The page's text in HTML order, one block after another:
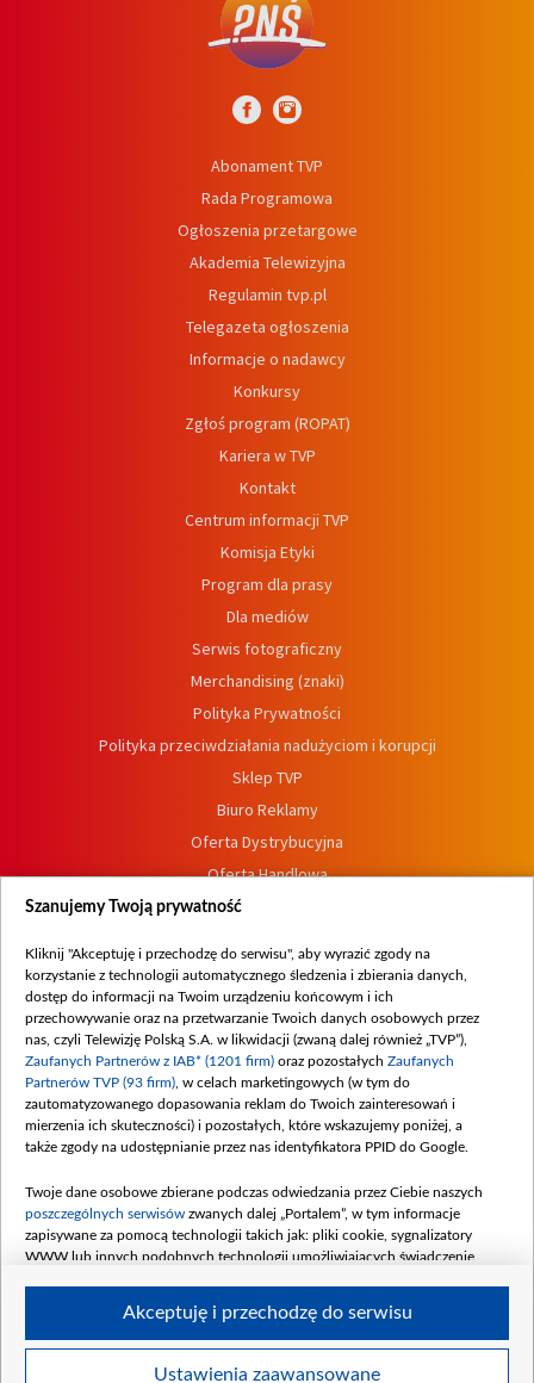
Abonament TVP
Rada Programowa
Ogłoszenia przetargowe
Akademia Telewizyjna
Regulamin tvp.pl
Telegazeta ogłoszenia
Informacje o nadawcy
Konkursy
Zgłoś program (ROPAT)
Kariera w TVP
Kontakt
Centrum informacji TVP
Komisja Etyki
Program dla prasy
Dla mediów
Serwis fotograficzny
Merchandising (znaki)
Polityka Prywatności
Polityka przeciwdziałania nadużyciom i korupcji
Sklep TVP
Biuro Reklamy
Oferta Dystrybucyjna
Oferta Handlowa
Dostępność
Procedura zgłoszeń wewnętrznych
Szanujemy Twoją prywatność
Kliknij "Akceptuję i przechodzę do serwisu", aby wyrazić zgody na
korzystanie z technologii automatycznego śledzenia i zbierania danych,
dostęp do informacji na Twoim urządzeniu końcowym i ich
przechowywanie oraz na przetwarzanie Twoich danych osobowych przez
nas, czyli Telewizję Polską S.A. w likwidacji (zwaną dalej również „TVP”),
Zaufanych Partnerów z IAB* (1201 firm) oraz pozostałych Zaufanych
Partnerów TVP (93 firm) , w celach marketingowych (w tym do
zautomatyzowanego dopasowania reklam do Twoich zainteresowań i
mierzenia ich skuteczności) i pozostałych, które wskazujemy poniżej, a
także zgody na udostępnianie przez nas identyfikatora PPID do Google.
Twoje dane osobowe zbierane podczas odwiedzania przez Ciebie naszych
poszczególnych serwisów zwanych dalej „Portalem”, w tym informacje
zapisywane za pomocą technologii takich jak: pliki cookie, sygnalizatory
WWW lub innych podobnych technologii umożliwiających świadczenie
Twoje dane osobowe zbierane podczas odwiedzania przez Ciebie
Ustawienia zaawansowane
Akceptuję i przechodzę do serwisu